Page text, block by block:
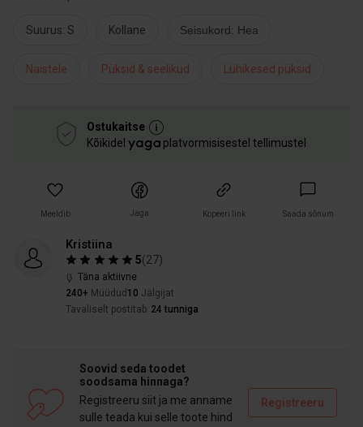
Suurus: S Kollane Seisukord: Hea
Naistele Püksid & seelikud Lühikesed püksid
Ostukaitse
Kõikidel
platvormisisestel tellimustel
Meeldib Jaga Kopeeri link Saada sõnum
Kristiina
5(27)
Täna aktiivne
240+ Müüdud 10 Jälgijat
Tavaliselt postitab 24 tunniga
Soovid seda toodet
soodsama hinnaga?
Registreeru siit ja me anname
sulle teada kui selle toote hind
Registreeru